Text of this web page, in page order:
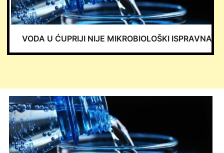
VODA U ĆUPRIJI NIJE MIKROBIOLOŠKI ISPRAVNA